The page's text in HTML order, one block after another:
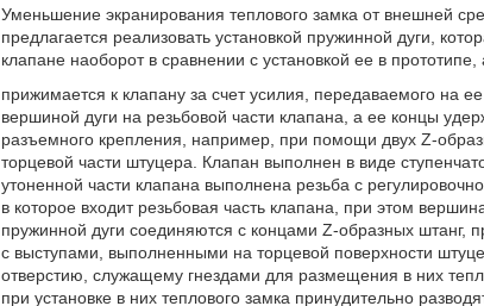
Уменьшение экранирования теплового замка от внешней
предлагается реализовать установкой пружинной дуги,
клапане наоборот в сравнении с установкой ее в
прижимается к клапану за счет усилия, передаваемого на
вершиной дуги на резьбовой части клапана, а ее концы
разъемного крепления, например, при помощи двух Z-
торцевой части штуцера. Клапан выполнен в виде
утоненной части клапана выполнена резьба с
в которое входит резьбовая часть клапана, при этом
пружинной дуги соединяются с концами Z-образных штанг,
с выступами, выполненными на торцевой поверхности
отверстию, служащему гнездами для размещения в них
при установке в них теплового замка принудительно